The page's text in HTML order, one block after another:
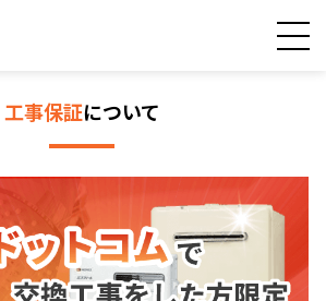
工事保証について